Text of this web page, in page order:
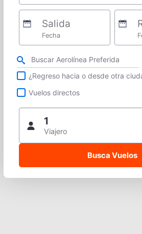
Salida
Fecha
Refina tu búsqueda por aerolínea, ciudad o
¿Regreso hacia o desde otra
Vuelos directos
1
Viajero